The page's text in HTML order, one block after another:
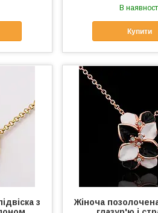
В
Купити
з
Жіноча позолочена